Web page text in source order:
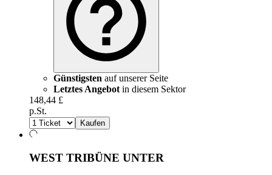
Günstigsten auf unserer Seite
Letztes Angebot in diesem Sektor
148,44 £
p.St.
Kaufen
WEST TRIBÜNE UNTER